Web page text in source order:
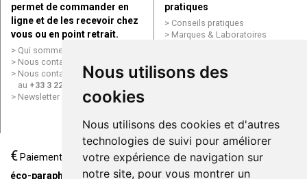
Nous utilisons des
cookies
Nous utilisons des cookies et d'autres
technologies de suivi pour améliorer
votre expérience de navigation sur
notre site, pour vous montrer un
permet de commander en
ligne et de les recevoir chez
vous ou en point retrait.
Qui sommes nous ?
Nous contacter par e-mail
Nous contacter par téléphone
au +33 3 22 71 64 10
Newsletter
pratiques
Conseils pratiques
Marques & Laboratoires
Mentions légales
Données personnelles
ligne
€Paiement
éco-parapharmacie.fr offre
Livraison / Point retrait
Commandez en ligne et